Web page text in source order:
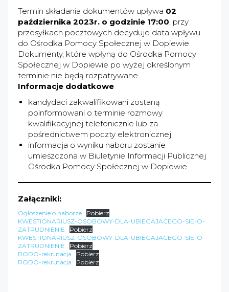
Termin składania dokumentów upływa 02
października 2023r. o godzinie 17:00, przy
przesyłkach pocztowych decyduje data wpływu
do Ośrodka Pomocy Społecznej w Dopiewie.
Dokumenty, które wpłyną do Ośrodka Pomocy
Społecznej w Dopiewie po wyżej określonym
terminie nie będą rozpatrywane.
Informacje dodatkowe
kandydaci zakwalifikowani zostaną
poinformowani o terminie rozmowy
kwalifikacyjnej telefonicznie lub za
pośrednictwem poczty elektronicznej;
informacja o wyniku naboru zostanie
umieszczona w Biuletynie Informacji Publicznej
Ośrodka Pomocy Społecznej w Dopiewie.
Załączniki:
Ogłoszenie o naborze
Pobierz
KWESTIONARIUSZ-OSOBOWY-DLA-UBIEGAJACEGO-SIE-O-
ZATRUDNIENIE
Pobierz
KWESTIONARIUSZ-OSOBOWY-DLA-UBIEGAJACEGO-SIE-O-
ZATRUDNIENIE
Pobierz
RODO-rekrutacja
Pobierz
RODO-rekrutacja
Pobierz